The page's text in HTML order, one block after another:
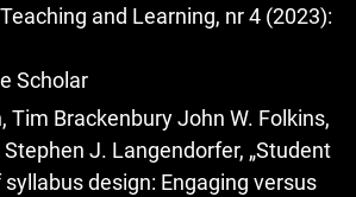
and Learning, nr 4 (2023):
Scholar
Tim Brackenbury John W. Folkins,
J. Langendorfer, „Student
design: Engaging versus